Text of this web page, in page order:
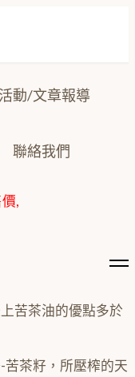
動/文章報導
聯絡我們
,
苦茶油的優點多於
茶籽，所壓榨的天